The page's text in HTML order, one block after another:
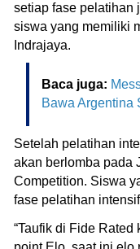
setiap fase pelatihan
siswa yang memiliki
Indrajaya.
Baca juga:
Bawa Argentina
Setelah pelatihan
akan berlomba pada
Competition. Siswa
fase pelatihan
“Taufik di Fide